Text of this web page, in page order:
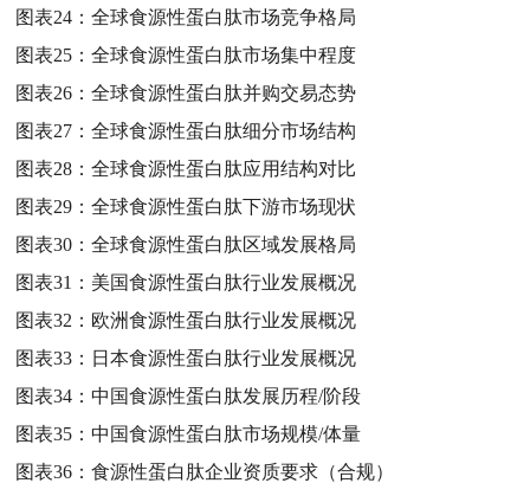
图表24：全球食源性蛋白肽市场竞争格局
图表25：全球食源性蛋白肽市场集中程度
图表26：全球食源性蛋白肽并购交易态势
图表27：全球食源性蛋白肽细分市场结构
图表28：全球食源性蛋白肽应用结构对比
图表29：全球食源性蛋白肽下游市场现状
图表30：全球食源性蛋白肽区域发展格局
图表31： 美国食源性蛋白肽行业发展概况
图表32： 欧洲食源性蛋白肽行业发展概况
图表33： 日本食源性蛋白肽行业发展概况
图表34：中国食源性蛋白肽发展历程/阶段
图表35：中国食源性蛋白肽市场规模/体量
图表36：食源性蛋白肽企业资质要求（合规）